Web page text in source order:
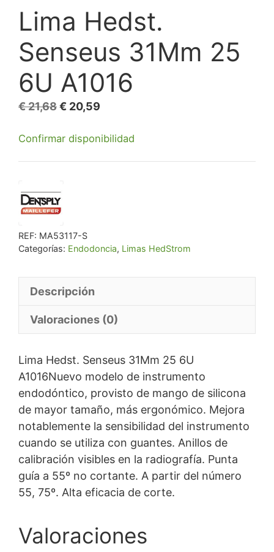
Lima Hedst.
Senseus 31Mm 25
6U A1016
€21,68El
original
€ 20,59
actual
Confirmar disponibilidad
REF: MA53117-S
Categorías: Endodoncia, Limas HedStrom
Descripción
Valoraciones (0)
Lima Hedst. Senseus 31Mm 25 6U
A1016Nuevo modelo de instrumento
endodóntico, provisto de mango de silicona
de mayor tamaño, más ergonómico. Mejora
notablemente la sensibilidad del instrumento
cuando se utiliza con guantes. Anillos de
calibración visibles en la radiografía. Punta
guía a 55º no cortante. A partir del número
55, 75º. Alta eficacia de corte.
Valoraciones